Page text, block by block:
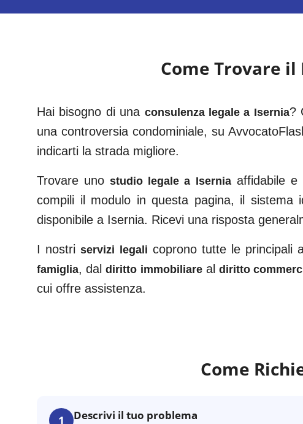
Come Trovare il
Hai bisogno di una consulenza legale a Isernia?
una controversia condominiale, su
indicarti la strada migliore.
Trovare unostudio legale a Isernia affidabile e
compili il modulo in questa pagina, il sistema
disponibile a Isernia. Ricevi una risposta
I nostriservizi legali coprono tutte le principali
famiglia, dal diritto immobiliareal diritto
cui offre assistenza.
Come
1 Descrivi il tuo problema